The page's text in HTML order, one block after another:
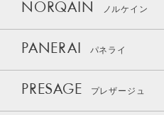
NORQAIN ノルケイン
PANERAI パネライ
PRESAGE プレザージュ